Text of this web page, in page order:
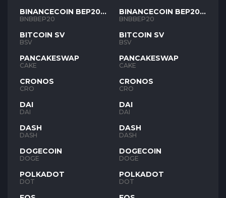
BINANCECOIN BEP20
BNB
BNBBEP20
BITCOIN SV
BSV
PANCAKESWAP
CAKE
CRONOS
CRO
DAI
DAI
DASH
DASH
DOGECOIN
DOGE
POLKADOT
DOT
BINANCECOIN BEP20
BNB
BNBBEP20
BITCOIN SV
BSV
PANCAKESWAP
CAKE
CRONOS
CRO
DAI
DAI
DASH
DASH
DOGECOIN
DOGE
POLKADOT
DOT